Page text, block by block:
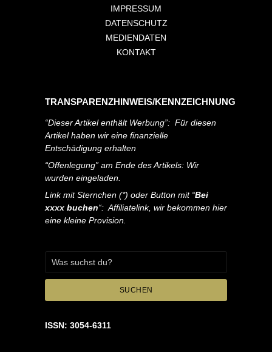
IMPRESSUM
DATENSCHUTZ
MEDIENDATEN
KONTAKT
TRANSPARENZHINWEIS/KENNZEICHNUNG
“Dieser Artikel enthält Werbung”: Für diesen
Artikel haben wir eine finanzielle
Entschädigung erhalten
“Offenlegung” am Ende des Artikels: Wir
wurden eingeladen.
Link mit Sternchen (*) oder Button mit “Bei
xxxx buchen“: Affiliatelink, wir bekommen hier
eine kleine Provision.
SUCHEN
ISSN: 3054-6311